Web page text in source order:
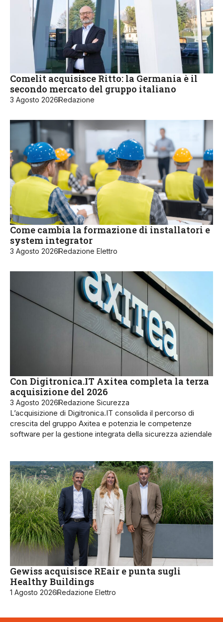
Comelit acquisisce Ritto: la Germania è il
secondo mercato del gruppo italiano
3 Agosto 2026Redazione
Come cambia la formazione di installatori e
system integrator
3 Agosto 2026Redazione Elettro
Con Digitronica.IT Axitea completa la terza
acquisizione del 2026
3 Agosto 2026Redazione Sicurezza
L’acquisizione di Digitronica.IT consolida il percorso di
crescita del gruppo Axitea e potenzia le competenze
software per la gestione integrata della sicurezza aziendale
Gewiss acquisisce REair e punta sugli
Healthy Buildings
1 Agosto 2026Redazione Elettro